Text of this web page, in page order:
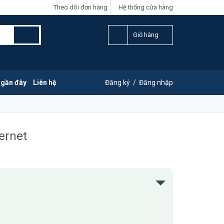
Hệ thống cửa hàng
Theo dõi đơn hàng
Giỏ hàng
đây Liên hệ Đăng ký / Đăng nhập